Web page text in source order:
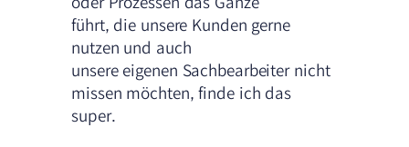
führt, die unsere Kunden gerne
nutzen und auch
unsere eigenen Sachbearbeiter nicht
missen möchten, finde ich das
super.